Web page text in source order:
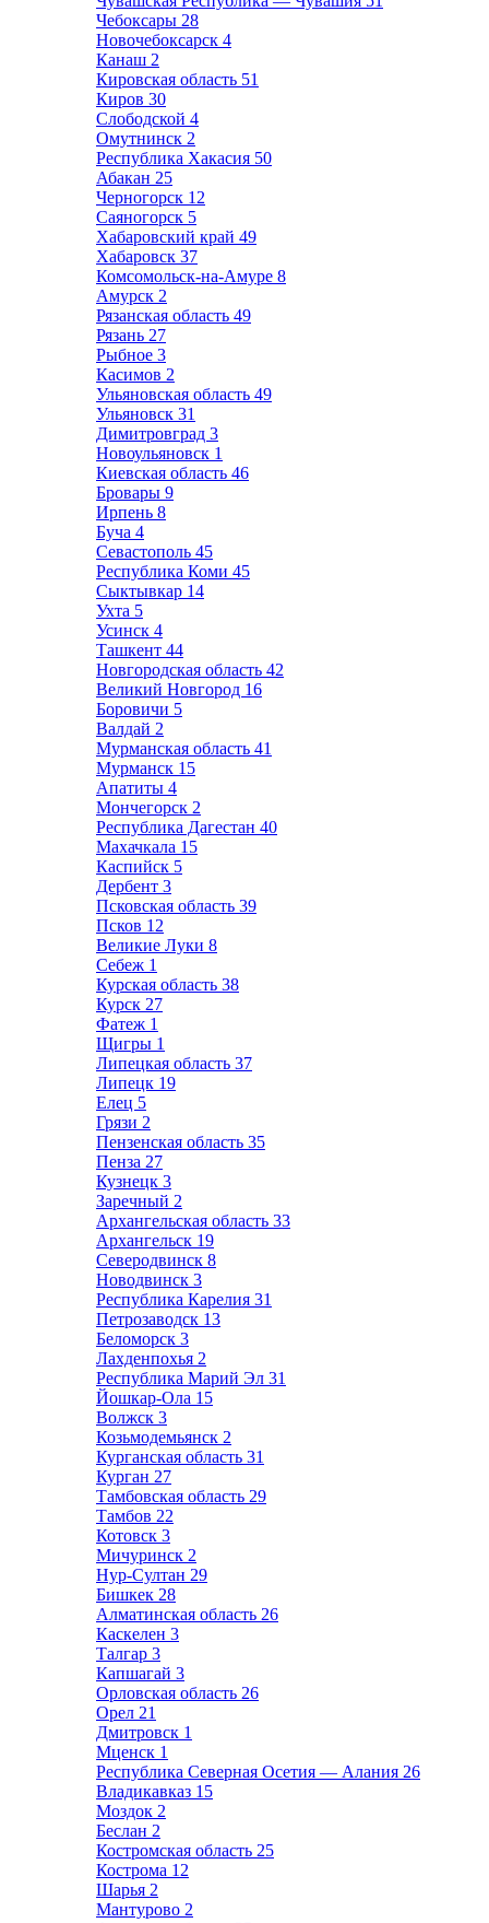
Чебоксары 28
Новочебоксарск 4
Канаш 2
Кировская область 51
Киров 30
Слободской 4
Омутнинск 2
Республика Хакасия 50
Абакан 25
Черногорск 12
Саяногорск 5
Хабаровский край 49
Хабаровск 37
Комсомольск-на-Амуре 8
Амурск 2
Рязанская область 49
Рязань 27
Рыбное 3
Касимов 2
Ульяновская область 49
Ульяновск 31
Димитровград 3
Новоульяновск 1
Киевская область 46
Бровары 9
Ирпень 8
Буча 4
Севастополь 45
Республика Коми 45
Сыктывкар 14
Ухта 5
Усинск 4
Ташкент 44
Новгородская область 42
Великий Новгород 16
Боровичи 5
Валдай 2
Мурманская область 41
Мурманск 15
Апатиты 4
Мончегорск 2
Республика Дагестан 40
Махачкала 15
Каспийск 5
Дербент 3
Псковская область 39
Псков 12
Великие Луки 8
Себеж 1
Курская область 38
Курск 27
Фатеж 1
Щигры 1
Липецкая область 37
Липецк 19
Елец 5
Грязи 2
Пензенская область 35
Пенза 27
Кузнецк 3
Заречный 2
Архангельская область 33
Архангельск 19
Северодвинск 8
Новодвинск 3
Республика Карелия 31
Петрозаводск 13
Беломорск 3
Лахденпохья 2
Республика Марий Эл 31
Йошкар-Ола 15
Волжск 3
Козьмодемьянск 2
Курганская область 31
Курган 27
Тамбовская область 29
Тамбов 22
Котовск 3
Мичуринск 2
Нур-Султан 29
Бишкек 28
Алматинская область 26
Каскелен 3
Талгар 3
Капшагай 3
Орловская область 26
Орел 21
Дмитровск 1
Мценск 1
Республика Северная Осетия — Алания 26
Владикавказ 15
Моздок 2
Беслан 2
Костромская область 25
Кострома 12
Шарья 2
Мантурово 2